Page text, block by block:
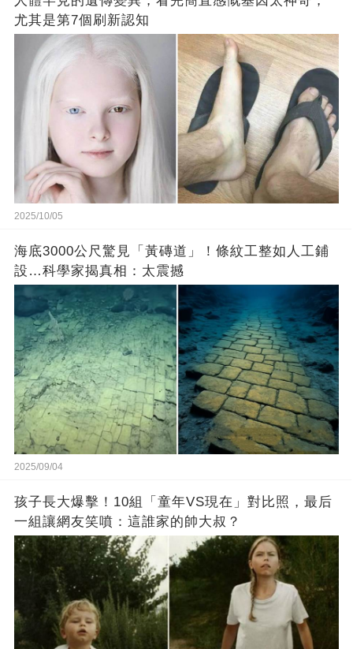
尤其是第7個刷新認知
2025/10/05
海底3000公尺驚見「黃磚道」！條紋工整如人工鋪
設…科學家揭真相：太震撼
2025/09/04
孩子長大爆擊！10組「童年VS現在」對比照，最后
一組讓網友笑噴：這誰家的帥大叔？